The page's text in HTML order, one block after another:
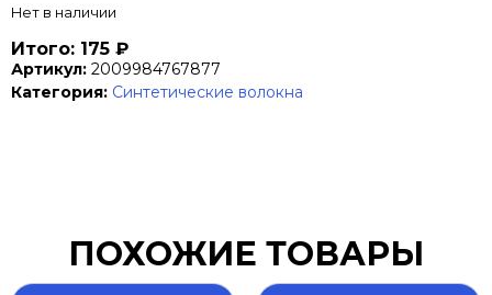
Нет в наличии
Итого: 175 ₽
Артикул: 2009984767877
Категория: Синтетические волокна
ПОХОЖИЕ ТОВАРЫ